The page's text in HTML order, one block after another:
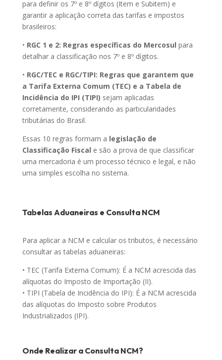
para definir os 7º e 8º dígitos (Item e Subitem) e
garantir a aplicação correta das tarifas e impostos
brasileiros:
• RGC 1 e 2: Regras específicas do Mercosul para
detalhar a classificação nos 7º e 8º dígitos.
• RGC/TEC e RGC/TIPI: Regras que garantem que
a Tarifa Externa Comum (TEC) e a Tabela de
Incidência do IPI (TIPI) sejam aplicadas
corretamente, considerando as particularidades
tributárias do Brasil.
Essas 10 regras formam a legislação de
Classificação Fiscal e são a prova de que classificar
uma mercadoria é um processo técnico e legal, e não
uma simples escolha no sistema.
Tabelas Aduaneiras e Consulta NCM
Para aplicar a NCM e calcular os tributos, é necessário
consultar as tabelas aduaneiras:
• TEC (Tarifa Externa Comum): É a NCM acrescida das
alíquotas do Imposto de Importação (II).
• TIPI (Tabela de Incidência do IPI): É a NCM acrescida
das alíquotas do Imposto sobre Produtos
Industrializados (IPI).
Onde Realizar a Consulta NCM?